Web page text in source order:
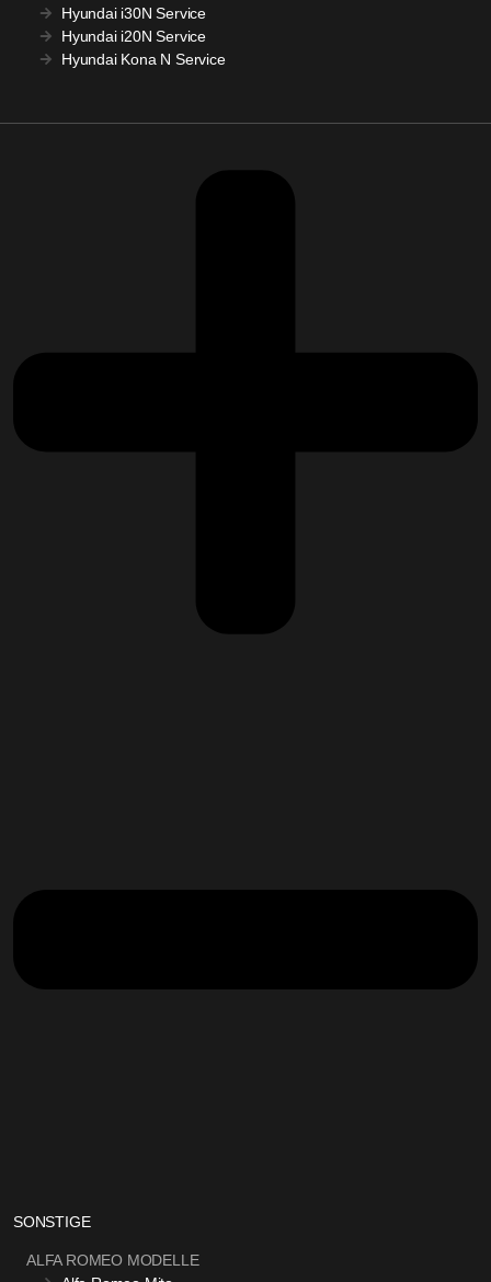
Hyundai i30N Service
Hyundai i20N Service
Hyundai Kona N Service
SONSTIGE
ALFA ROMEO MODELLE